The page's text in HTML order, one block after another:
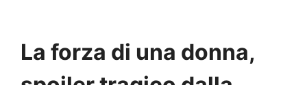
La forza di una donna,